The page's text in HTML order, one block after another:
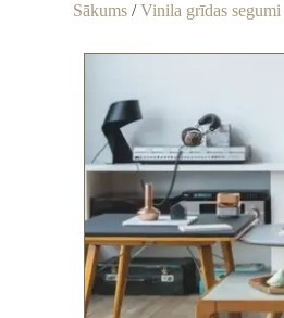
Sākums /Vinila grīdas segumi